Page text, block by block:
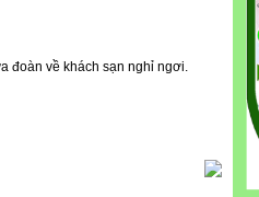
đoàn về khách sạn nghỉ ngơi.